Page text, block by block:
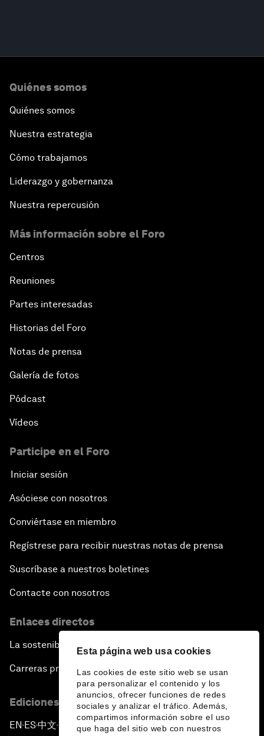
Esta página web usa cookies
Las cookies de este sitio web se usan
para personalizar el contenido y los
anuncios, ofrecer funciones de redes
sociales y analizar el tráfico. Además,
compartimos información sobre el uso
que haga del sitio web con nuestros
Quiénes somos
Quiénes somos
Nuestra estrategia
Cómo trabajamos
Liderazgo y gobernanza
Nuestra repercusión
Más información sobre el Foro
Centros
Reuniones
Partes interesadas
Historias del Foro
Notas de prensa
Galería de fotos
Pódcast
Vídeos
Participe en el Foro
Iniciar sesión
Asóciese con nosotros
Conviértase en miembro
Regístrese para recibir nuestras notas de prensa
Suscríbase a nuestros boletines
Contacte con nosotros
Enlaces directos
La sostenibilidad en el Foro
Carreras profesionales
Ediciones en otros idiomas
EN ▪ES▪中文▪ 日本語